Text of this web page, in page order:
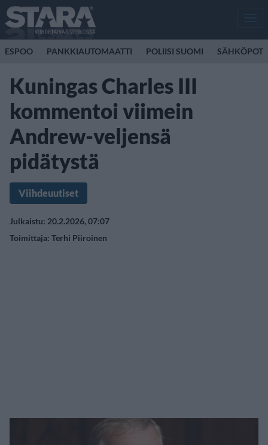
ESPOO PANKKIAUTOMAATTI POLIISI SUOMI
Kuningas Charles III
kommentoi viimein
Andrew-veljensä
pidätystä
Viihdeuutiset
Julkaistu: 20.2.2026, 07:07
Toimittaja: Terhi Piiroinen